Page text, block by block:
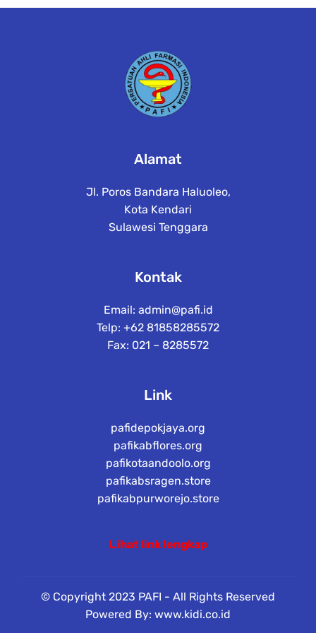
Alamat
Jl. Poros Bandara Haluoleo,
Kota Kendari
Sulawesi Tenggara
Kontak
Email: admin@pafi.id
Telp: +62 81858285572
Fax: 021 – 8285572
Link
pafidepokjaya.org
pafikabflores.org
pafikotaandoolo.org
pafikabsragen.store
pafikabpurworejo.store
Lihat link lengkap
© Copyright 2023 PAFI - All Rights Reserved
Powered By: www.kidi.co.id